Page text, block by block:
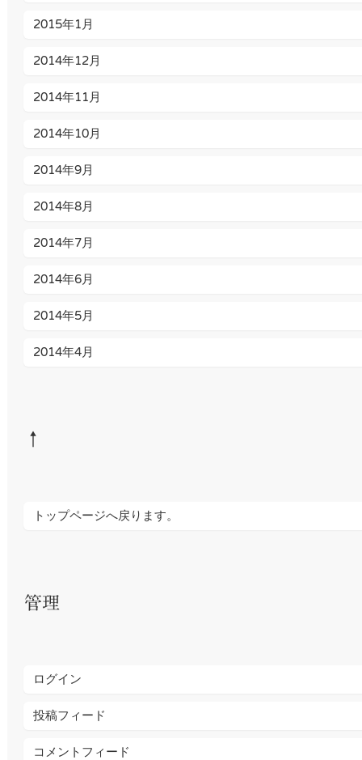
2015年1月
2014年12月
2014年11月
2014年10月
2014年9月
2014年8月
2014年7月
2014年6月
2014年5月
2014年4月
↑
トップページへ戻ります。
管理
ログイン
投稿フィード
コメントフィード